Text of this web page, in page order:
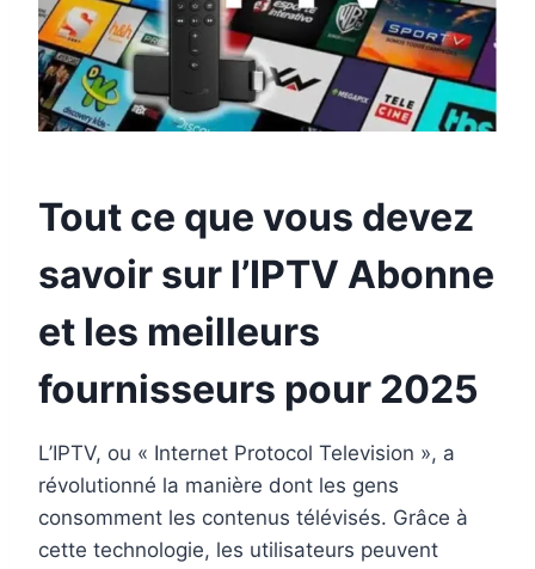
Tout ce que vous devez
savoir sur l’IPTV Abonne
et les meilleurs
fournisseurs pour 2025
L’IPTV, ou « Internet Protocol Television », a
révolutionné la manière dont les gens
consomment les contenus télévisés. Grâce à
cette technologie, les utilisateurs peuvent